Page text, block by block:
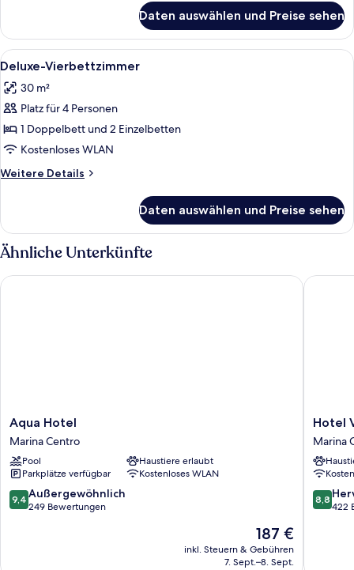
Dreibettzimmer,
Mehrere
Betten
Daten auswählen und Preise sehen
Alle
Fotos
für
Deluxe-
Vierbettzimmer
anzeigen
Ein modernes Hotelzimmer mit Bett,
13
Deluxe-Vierbettzimmer
30 m²
Platz für 4 Personen
1 Doppelbett und 2 Einzelbetten
Kostenloses WLAN
Weitere Details
Weitere
Vierbettzimmer
Daten auswählen und Preise sehen
Ähnliche Unterkünfte
Aqua
Hotel
Marina
Centro
Aqua Hotel
Marina Centro
Pool
Haustiere erlaubt
Parkplätze verfügbar
Kostenloses WLAN
9.4
von
9,4 Außergewöhnlich
249 Bewertungen
Der
Preis
beträgt
187 €
inkl. Steuern & Gebühren
7. Sept.–8. Sept.
Aqua Hotel
Hotel
Villa
Rosa
Riviera
Marina
Centro
Hotel
Marina
8.8
von
8,8
422
Hotel